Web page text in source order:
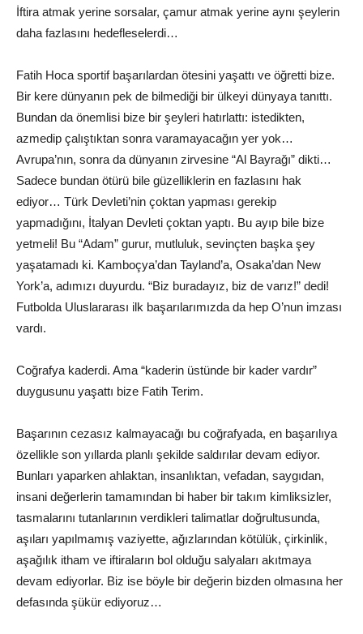
İftira atmak yerine sorsalar, çamur atmak yerine aynı şeylerin
daha fazlasını hedefleselerdi…
Fatih Hoca sportif başarılardan ötesini yaşattı ve öğretti bize.
Bir kere dünyanın pek de bilmediği bir ülkeyi dünyaya tanıttı.
Bundan da önemlisi bize bir şeyleri hatırlattı: istedikten,
azmedip çalıştıktan sonra varamayacağın yer yok…
Avrupa’nın, sonra da dünyanın zirvesine “Al Bayrağı” dikti…
Sadece bundan ötürü bile güzelliklerin en fazlasını hak
ediyor… Türk Devleti’nin çoktan yapması gerekip
yapmadığını, İtalyan Devleti çoktan yaptı. Bu ayıp bile bize
yetmeli! Bu “Adam” gurur, mutluluk, sevinçten başka şey
yaşatamadı ki. Kamboçya’dan Tayland’a, Osaka’dan New
York’a, adımızı duyurdu. “Biz buradayız, biz de varız!” dedi!
Futbolda Uluslararası ilk başarılarımızda da hep O’nun imzası
vardı.
Coğrafya kaderdi. Ama “kaderin üstünde bir kader vardır”
duygusunu yaşattı bize Fatih Terim.
Başarının cezasız kalmayacağı bu coğrafyada, en başarılıya
özellikle son yıllarda planlı şekilde saldırılar devam ediyor.
Bunları yaparken ahlaktan, insanlıktan, vefadan, saygıdan,
insani değerlerin tamamından bi haber bir takım kimliksizler,
tasmalarını tutanlarının verdikleri talimatlar doğrultusunda,
aşıları yapılmamış vaziyette, ağızlarından kötülük, çirkinlik,
aşağılık itham ve iftiraların bol olduğu salyaları akıtmaya
devam ediyorlar. Biz ise böyle bir değerin bizden olmasına her
defasında şükür ediyoruz…